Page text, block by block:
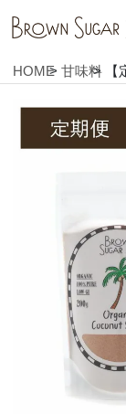
HOME 甘味料